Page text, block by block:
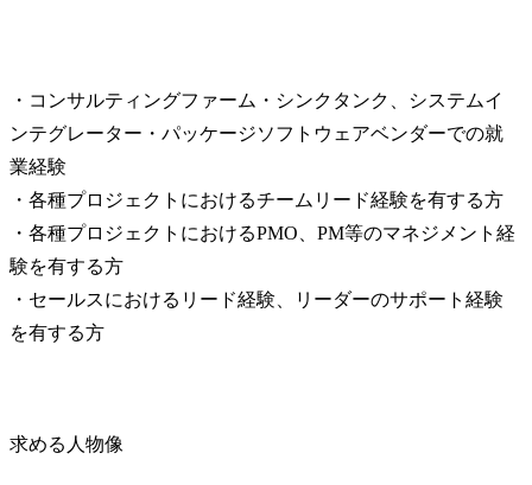
・コンサルティングファーム・シンクタンク、システムイ
ンテグレーター・パッケージソフトウェアベンダーでの就
業経験
・各種プロジェクトにおけるチームリード経験を有する方
・各種プロジェクトにおけるPMO、PM等のマネジメント経
験を有する方
・セールスにおけるリード経験、リーダーのサポート経験
を有する方
求める人物像